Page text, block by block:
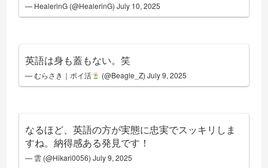
— HealerinG (@HealerinG)July 10, 2025
英語は身も蓋もない。笑
— むらさき｜ポイ活 (@Beagle_Z) July 9, 2025
なるほど、英語の方が実態に忠実でスッキリしま
すね。納得感ある発見です！
— 雲 (@Hikari0056)July 9, 2025